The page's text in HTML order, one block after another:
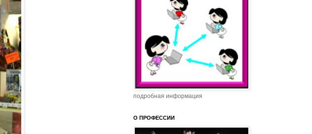
подробная информация
О ПРОФЕССИИ